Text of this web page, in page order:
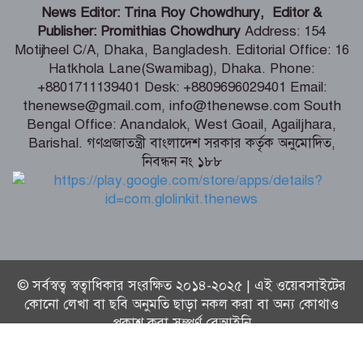
বিনামূল্যে চ্যাটজিপিটি ব্যবহারকারীদের জন্য
বড় সুখবর
গণমাধ্যমের ওপর নিয়ন্ত্রণ নয়, প্রয়োজন
নিয়মতান্ত্রিক কাঠামো: তথ্য ও সম্প্রচারমন্ত্রী
টেকসই গণতন্ত্র প্রতিষ্ঠায় স্বাধীন ও শক্তিশালী
গণমাধ্যমের বিকল্প নেই -মির্জা ফখরুল
News Editor: Trina Roy Chowdhury, Editor &
Publisher: Promithias Chowdhury Address: 154
Motijheel C/A, Dhaka, Bangladesh. Editorial Office: 16
Hatkhola Lane(Swamibag), Dhaka. Phone:
+8801711139401 Desk: +8809696029401 Email:
thenewse@gmail.com, info@thenewse.com South
Bengal Office: Anandalok, West Goail, Agailjhara,
Barishal. গণপ্রজাতন্ত্রী বাংলাদেশ সরকার কর্তৃক অনুমোদিত,
নিবন্ধন নং ১৮৮
© সর্বস্বত্ব স্বত্বাধিকার সংরক্ষিত ২০১৪-২০২৫ | এই ওয়েবসাইটের
কোনো লেখা বা ছবি অনুমতি ছাড়া নকল করা বা অন্য কোথাও
প্রকাশ করা সম্পূর্ণ বেআইনি